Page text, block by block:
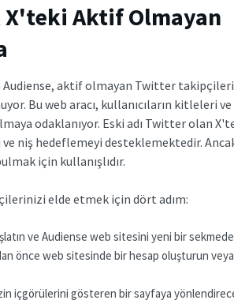
Aktif Olmayan
aktif olmayan Twitter
Bu web aracı, kullanıcıların kitleleri
odaklanıyor. Eski adı Twitter olan
niş hedeflemeyi desteklemektedir.
için kullanışlıdır.
elde etmek için dört adım:
ve Audiense web sitesini yeni bir sekmede
önce web sitesinde bir hesap oluşturun
içgörülerini gösteren bir sayfaya